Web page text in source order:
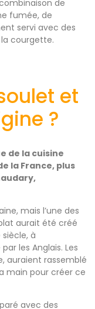
de
fumée, de
servi avec des
courgette.
et
?
de la cuisine
la France, plus
mais l’une des
aurait été créé
à
les Anglais. Les
auraient rassemblé
main pour créer ce
avec des